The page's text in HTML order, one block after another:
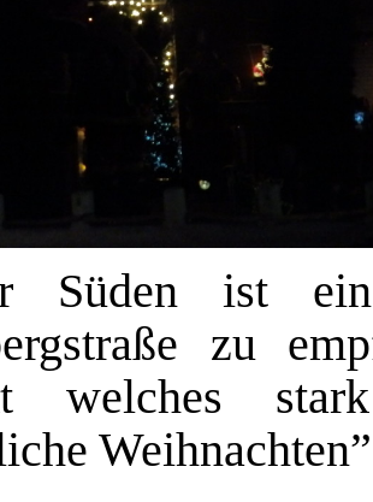
Süden ist
zu
welches
Weihnachten